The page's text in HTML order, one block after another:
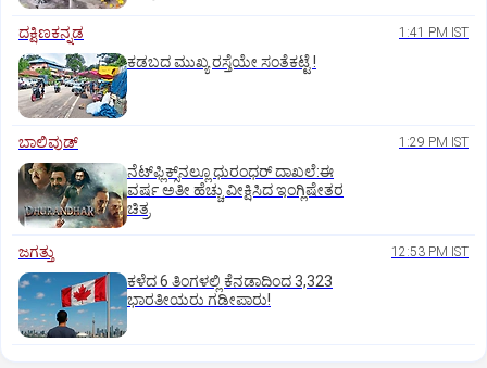
ದಕ್ಷಿಣಕನ್ನಡ 1:41 PM IST
ಕಡಬದ ಮುಖ್ಯ ರಸ್ತೆಯೇ ಸಂತೆಕಟ್ಟೆ !
ಬಾಲಿವುಡ್‌ 1:29 PM IST
ನೆಟ್‌ಫ್ಲಿಕ್ಸ್‌ನಲ್ಲೂ ಧುರಂಧರ್‌ ದಾಖಲೆ:ಈ
ವರ್ಷ ಅತೀ ಹೆಚ್ಚು ವೀಕ್ಷಿಸಿದ ಇಂಗ್ಲಿಷೇತರ
ಚಿತ್ರ
ಜಗತ್ತು 12:53 PM IST
ಕಳೆದ 6 ತಿಂಗಳಲ್ಲಿ ಕೆನಡಾದಿಂದ 3,323
ಭಾರತೀಯರು ಗಡೀಪಾರು!